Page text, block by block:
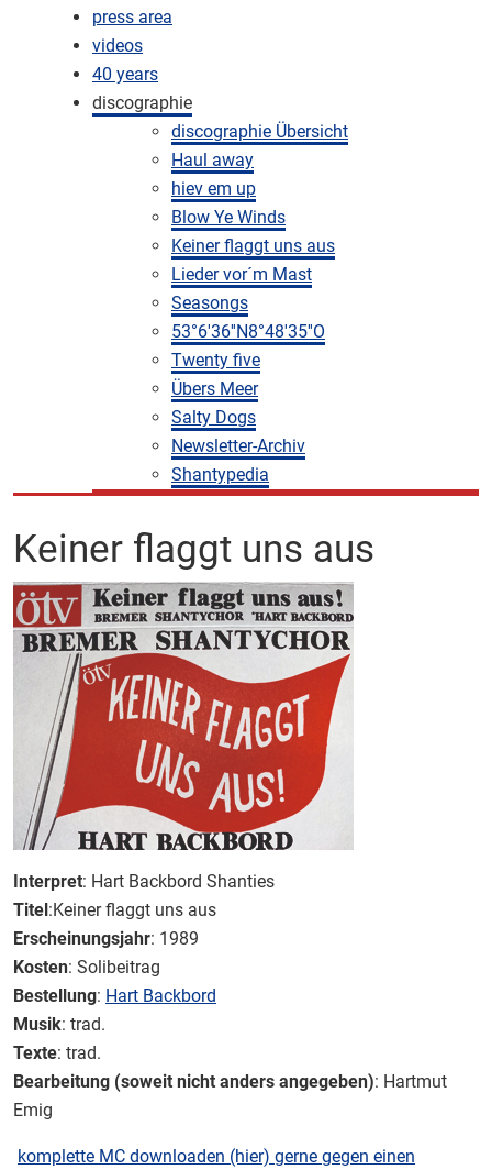
press area
videos
40 years
discographie
discographie Übersicht
Haul away
hiev em up
Blow Ye Winds
Keiner flaggt uns aus
Lieder vor´m Mast
Seasongs
53°6'36''N8°48'35''O
Twenty five
Übers Meer
Salty Dogs
Newsletter-Archiv
Shantypedia
Keiner flaggt uns aus
Interpret: Hart Backbord Shanties
Titel:Keiner flaggt uns aus
Erscheinungsjahr: 1989
Kosten: Solibeitrag
Bestellung: Hart Backbord
Musik: trad.
Texte: trad.
Bearbeitung (soweit nicht anders angegeben): Hartmut
Emig
komplette MC downloaden (hier) gerne gegen einen